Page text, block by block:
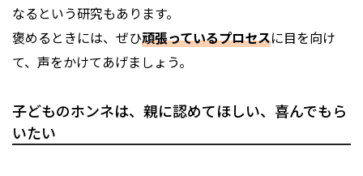
なるという研究もあります。
褒めるときには、ぜひ頑張っているプロセスに目を向け
て、声をかけてあげましょう。
子どものホンネは、親に認めてほしい、喜んでもら
いたい